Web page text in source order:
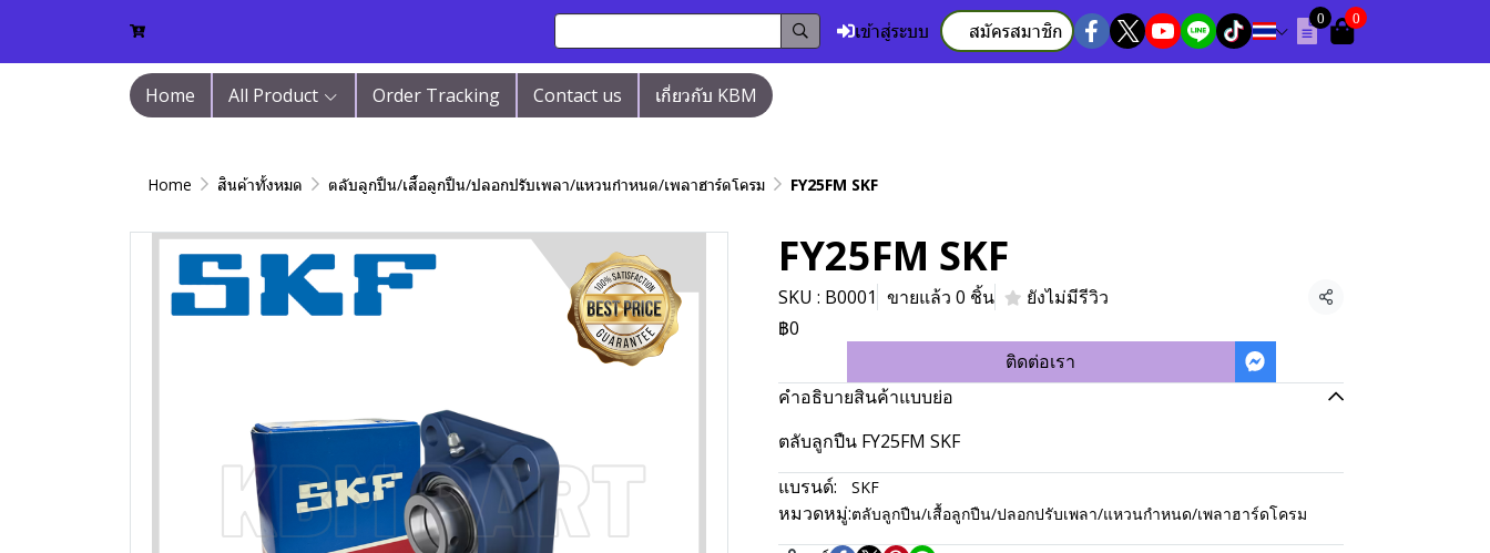
เข้าสู่ระบบ สมัครสมาชิก
0 0
Home All Product Order Tracking Contact us เกี่ยวกับ KBM
Home สินค้าทั้งหมด ตลับลูกปืน/เสื้อลูกปืน/ปลอกปรับเพลา/แหวนกำหนด/เพลาฮาร์ดโครม FY25FM SKF
FY25FM SKF
SKU : B0001 ขายแล้ว 0 ชิ้น ยังไม่มีรีวิว
แชร์
฿0
ติดต่อเรา
คำอธิบายสินค้าแบบย่อ
ตลับลูกปืน FY25FM SKF
แบรนด์:
SKF
หมวดหมู่:ตลับลูกปืน/เสื้อลูกปืน/ปลอกปรับเพลา/แหวนกำหนด/เพลาฮาร์ดโครม